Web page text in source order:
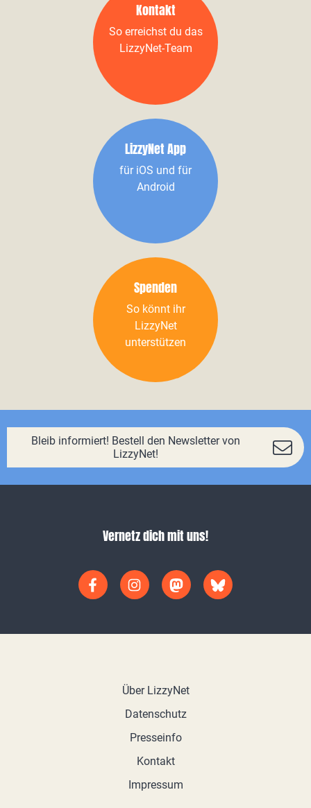
Kontakt
So erreichst du das
LizzyNet-Team
LizzyNet App
für iOS und für
Android
Spenden
So könnt ihr
LizzyNet
unterstützen
Bleib informiert! Bestell den Newsletter von
LizzyNet!
Vernetz dich mit uns!
Über LizzyNet
Datenschutz
Presseinfo
Kontakt
Impressum